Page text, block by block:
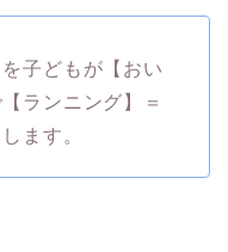
子どもが【おい
ランニング】＝
ます。